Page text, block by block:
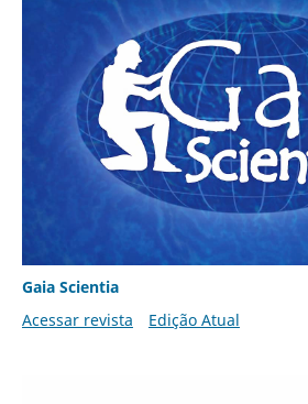
Gaia Scientia
Acessar revista
Edição Atual